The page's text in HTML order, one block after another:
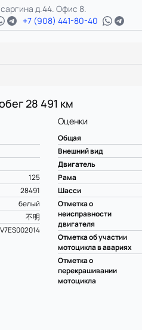
д.44. Офис 8.
+7 (908) 441-80-40
28 491 км
125
28491
белый
不明
Оценки
Общая
Внешний вид
Двигатель
Рама
Шасси
Отметка о
неисправности
двигателя
Отметка об участии
мотоцикла в авариях
Отметка о
перекрашивании
мотоцикла